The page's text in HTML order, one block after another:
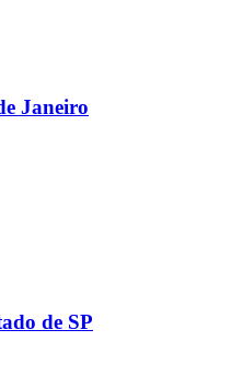
Janeiro
de SP